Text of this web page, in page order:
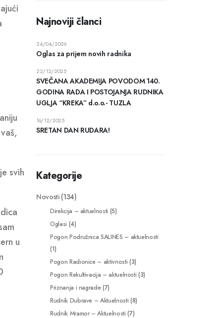
svih
u
Najnoviji članci
Oglas za prijem novih radnika
24/04/2026
SVEČANA AKADEMIJA POVODOM 140.
GODINA RADA I POSTOJANJA RUDNIKA
UGLJA “KREKA” d.o.o.- TUZLA
22/12/2025
SRETAN DAN RUDARA!
16/12/2025
Kategorije
Novosti(134)
Direkcija – aktuelnosti (5)
Oglasi (4)
Pogon Podružnica SALINES – aktuelnosti
(1)
Pogon Radionice – aktivnosti (3)
Pogon Rekultivacija – aktuelnosti (3)
Priznanja i nagrade(7)
Rudnik Dubrave – Aktuelnosti (8)
Rudnik Mramor – Aktuelnosti (7)